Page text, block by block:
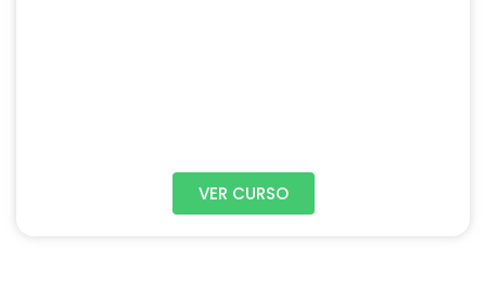
VER CURSO